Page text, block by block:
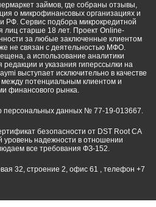
займов, где собраны отзывы,
о микрофинансовых организациях и
РФ. Сервис подбора микрокредитной
лиц старше 18 лет. Проект Online-
за любые заключенные клиентом
не связан с деятельностью МФО.
а использование аналитики
и указания гиперссылки на
выступает исключительно в качестве
потенциальным клиентом и
финансового рынка.
персональных данных № 77-19-013667.
безопасности от DST Root CA
уровень надежности в отношении
все требования ФЗ-152.
32, строение 2, офис 61 , телефон +7